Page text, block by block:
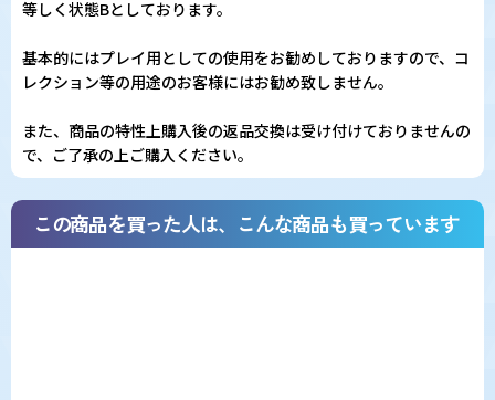
等しく状態Bとしております。
基本的にはプレイ用としての使用をお勧めしておりますので、コ
レクション等の用途のお客様にはお勧め致しません。
また、商品の特性上購入後の返品交換は受け付けておりませんの
で、ご了承の上ご購入ください。
この商品を買った人は、こんな商品も買っています